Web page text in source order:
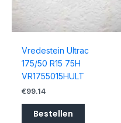
Vredestein Ultrac
175/50 R15 75H
VR1755015HULT
€99.14
Bestellen